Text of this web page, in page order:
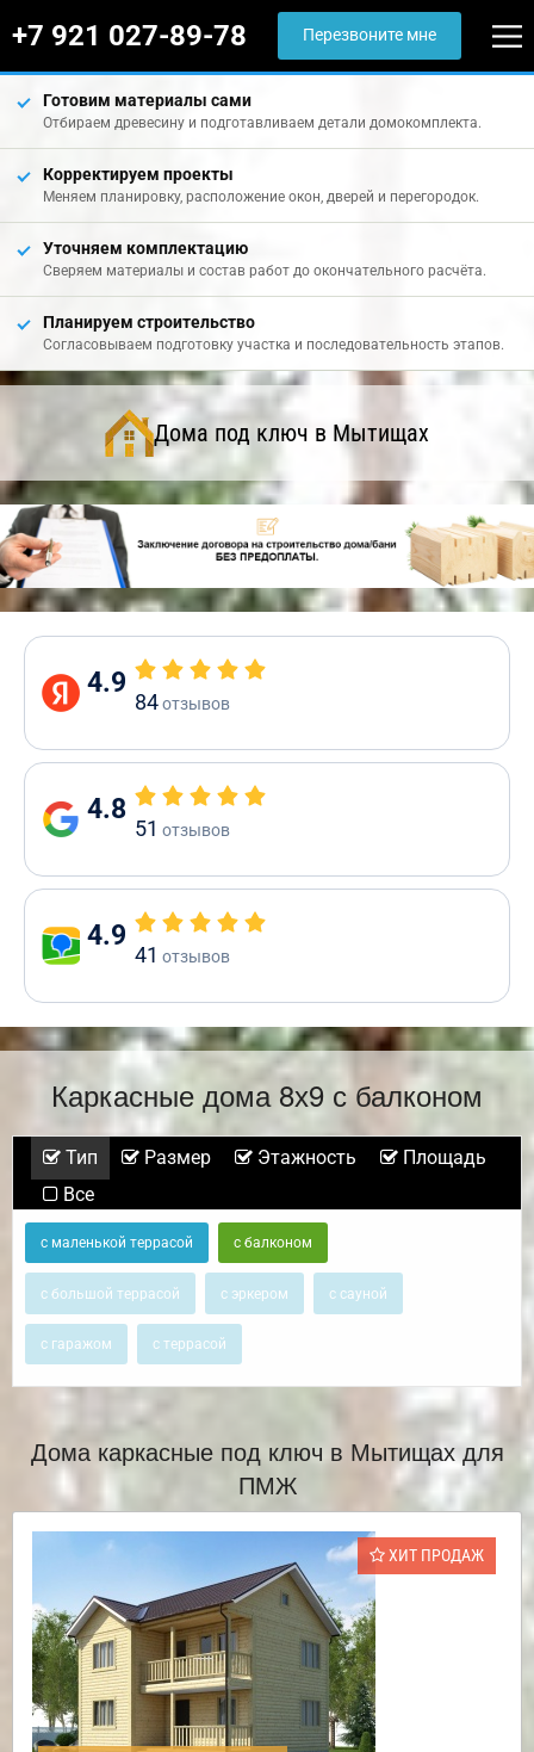
+7 921 027-89-78 Перезвоните мне
Готовим материалы сами
Отбираем древесину и подготавливаем детали домокомплекта.
Корректируем проекты
Меняем планировку, расположение окон, дверей и перегородок.
Уточняем комплектацию
Сверяем материалы и состав работ до окончательного расчёта.
Планируем строительство
Согласовываем подготовку участка и последовательность этапов.
Дома под ключ в Мытищах
4.9
84отзывов
4.8
51 отзывов
4.9
41 отзывов
Каркасные дома 8х9 с балконом
Тип Размер Этажность
Площадь
Все
с маленькой террасой с балконом
с большой террасой с эркером с сауной
с гаражом с террасой
Дома каркасные под ключ в Мытищах для
ПМЖ
ХИТ ПРОДАЖ